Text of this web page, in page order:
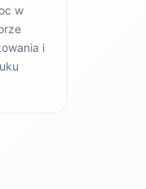
w
i